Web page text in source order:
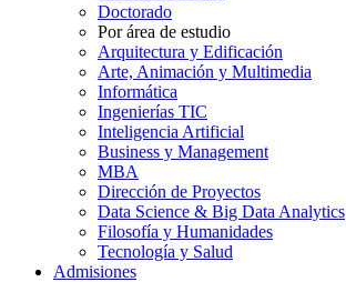
Doctorado
Por área de estudio
Arquitectura y Edificación
Arte, Animación y Multimedia
Informática
Ingenierías TIC
Inteligencia Artificial
Business y Management
MBA
Dirección de Proyectos
Data Science & Big Data Analytics
Filosofía y Humanidades
Tecnología y Salud
Admisiones